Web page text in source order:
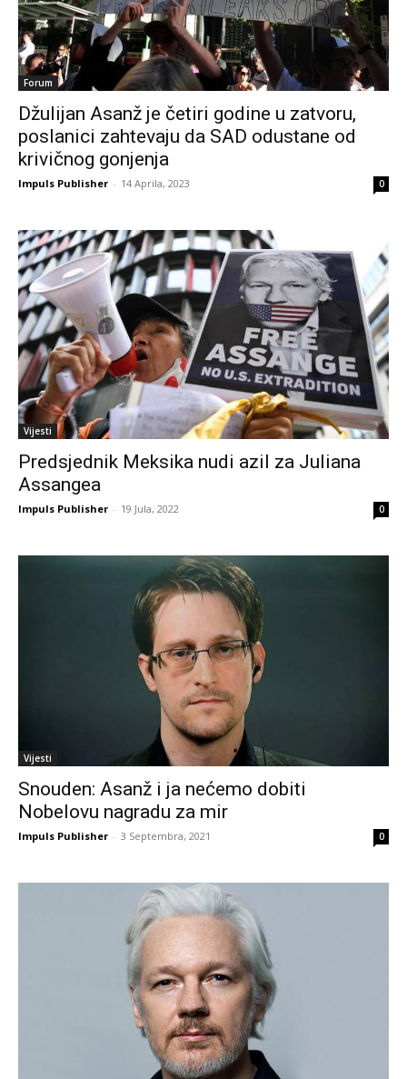
Forum
Džulijan Asanž je četiri godine u zatvoru,
poslanici zahtevaju da SAD odustane od
krivičnog gonjenja
Impuls Publisher - 14 Aprila, 2023 0
Vijesti
Predsjednik Meksika nudi azil za Juliana
Assangea
Impuls Publisher - 19 Jula, 2022 0
Vijesti
Snouden: Asanž i ja nećemo dobiti
Nobelovu nagradu za mir
Impuls Publisher - 3 Septembra, 2021 0